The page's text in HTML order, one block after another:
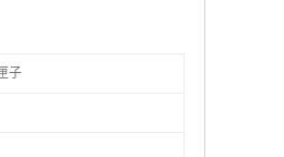
子